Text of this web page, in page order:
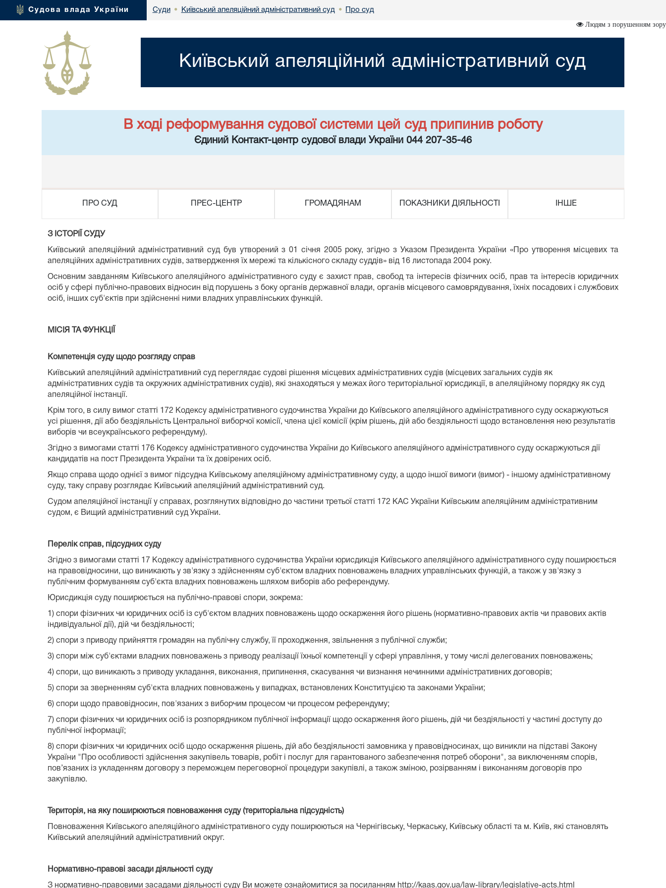
Судова влада України Суди • Київський апеляційний адміністративний суд • Про суд
Людям з порушенням зору
Київський апеляційний адміністративний суд
В ході реформування судової системи цей суд припинив роботу
Єдиний Контакт-центр судової влади України 044 207-35-46
ПРО СУД ПРЕС-ЦЕНТР ГРОМАДЯНАМ ПОКАЗНИКИ ДІЯЛЬНОСТІ ІНШЕ
З ІСТОРІЇ СУДУ
Київський апеляційний адміністративний суд був утворений з 01 січня 2005 року, згідно з Указом Президента України «Про утворення місцевих та
апеляційних адміністративних судів, затвердження їх мережі та кількісного складу суддів» від 16 листопада 2004 року.
Основним завданням Київського апеляційного адміністративного суду є захист прав, свобод та інтересів фізичних осіб, прав та інтересів юридичних
осіб у сфері публічно-правових відносин від порушень з боку органів державної влади, органів місцевого самоврядування, їхніх посадових і службових
осіб, інших суб'єктів при здійсненні ними владних управлінських функцій.
МІСІЯ ТА ФУНКЦІЇ
Компетенція суду щодо розгляду справ
Київський апеляційний адміністративний суд переглядає судові рішення місцевих адміністративних судів (місцевих загальних судів як
адміністративних судів та окружних адміністративних судів), які знаходяться у межах його територіальної юрисдикції, в апеляційному порядку як суд
апеляційної інстанції.
Крім того, в силу вимог статті 172 Кодексу адміністративного судочинства України до Київського апеляційного адміністративного суду оскаржуються
усі рішення, дії або бездіяльність Центральної виборчої комісії, члена цієї комісії (крім рішень, дій або бездіяльності щодо встановлення нею результатів
виборів чи всеукраїнського референдуму).
Згідно з вимогами статті 176 Кодексу адміністративного судочинства України до Київського апеляційного адміністративного суду оскаржуються дії
кандидатів на пост Президента України та їх довірених осіб.
Якщо справа щодо однієї з вимог підсудна Київському апеляційному адміністративному суду, а щодо іншої вимоги (вимог) - іншому адміністративному
суду, таку справу розглядає Київський апеляційний адміністративний суд.
Судом апеляційної інстанції у справах, розглянутих відповідно до частини третьої статті 172 КАС України Київським апеляційним адміністративним
судом, є Вищий адміністративний суд України.
Перелік справ, підсудних суду
Згідно з вимогами статті 17 Кодексу адміністративного судочинства України юрисдикція Київського апеляційного адміністративного суду поширюється
на правовідносини, що виникають у зв'язку з здійсненням суб'єктом владних повноважень владних управлінських функцій, а також у зв'язку з
публічним формуванням суб'єкта владних повноважень шляхом виборів або референдуму.
Юрисдикція суду поширюється на публічно-правові спори, зокрема:
1) спори фізичних чи юридичних осіб із суб'єктом владних повноважень щодо оскарження його рішень (нормативно-правових актів чи правових актів
індивідуальної дії), дій чи бездіяльності;
2) спори з приводу прийняття громадян на публічну службу, її проходження, звільнення з публічної служби;
3) спори між суб'єктами владних повноважень з приводу реалізації їхньої компетенції у сфері управління, у тому числі делегованих повноважень;
4) спори, що виникають з приводу укладання, виконання, припинення, скасування чи визнання нечинними адміністративних договорів;
5) спори за зверненням суб'єкта владних повноважень у випадках, встановлених Конституцією та законами України;
6) спори щодо правовідносин, пов'язаних з виборчим процесом чи процесом референдуму;
7) спори фізичних чи юридичних осіб із розпорядником публічної інформації щодо оскарження його рішень, дій чи бездіяльності у частині доступу до
публічної інформації;
8) спори фізичних чи юридичних осіб щодо оскарження рішень, дій або бездіяльності замовника у правовідносинах, що виникли на підставі Закону
України "Про особливості здійснення закупівель товарів, робіт і послуг для гарантованого забезпечення потреб оборони", за виключенням спорів,
пов’язаних із укладенням договору з переможцем переговорної процедури закупівлі, а також зміною, розірванням і виконанням договорів про
закупівлю.
Територія, на яку поширюються повноваження суду (територіальна підсудність)
Повноваження Київського апеляційного адміністративного суду поширюються на Чернігівську, Черкаську, Київську області та м. Київ, які становлять
Київський апеляційний адміністративний округ.
Нормативно-правові засади діяльності суду
З нормативно-правовими засадами діяльності суду Ви можете ознайомитися за посиланням http://kaas.gov.ua/law-library/legislative-acts.html